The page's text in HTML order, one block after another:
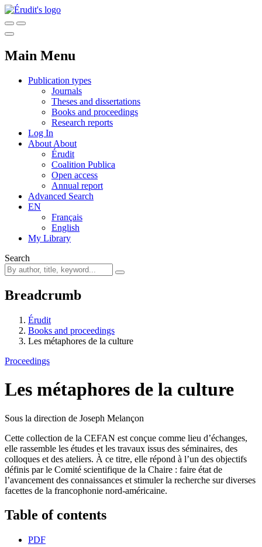
Main Menu
Publication types
Journals
Theses and dissertations
Books and proceedings
Research reports
Log In
About About
Érudit
Coalition Publica
Open access
Annual report
Advanced Search
EN
Français
English
My Library
Search
Breadcrumb
Érudit
Books and proceedings
Les métaphores de la culture
Proceedings
Les métaphores de la culture
Sous la direction de Joseph Melançon
Cette collection de la CEFAN est conçue comme lieu d’échanges,
elle rassemble les études et les travaux issus des séminaires, des
colloques et des ateliers. À ce titre, elle répond à l’un des objectifs
définis par le Comité scientifique de la Chaire : faire état de
l’avancement des connaissances et stimuler la recherche sur diverses
facettes de la francophonie nord-américaine.
Table of contents
PDF